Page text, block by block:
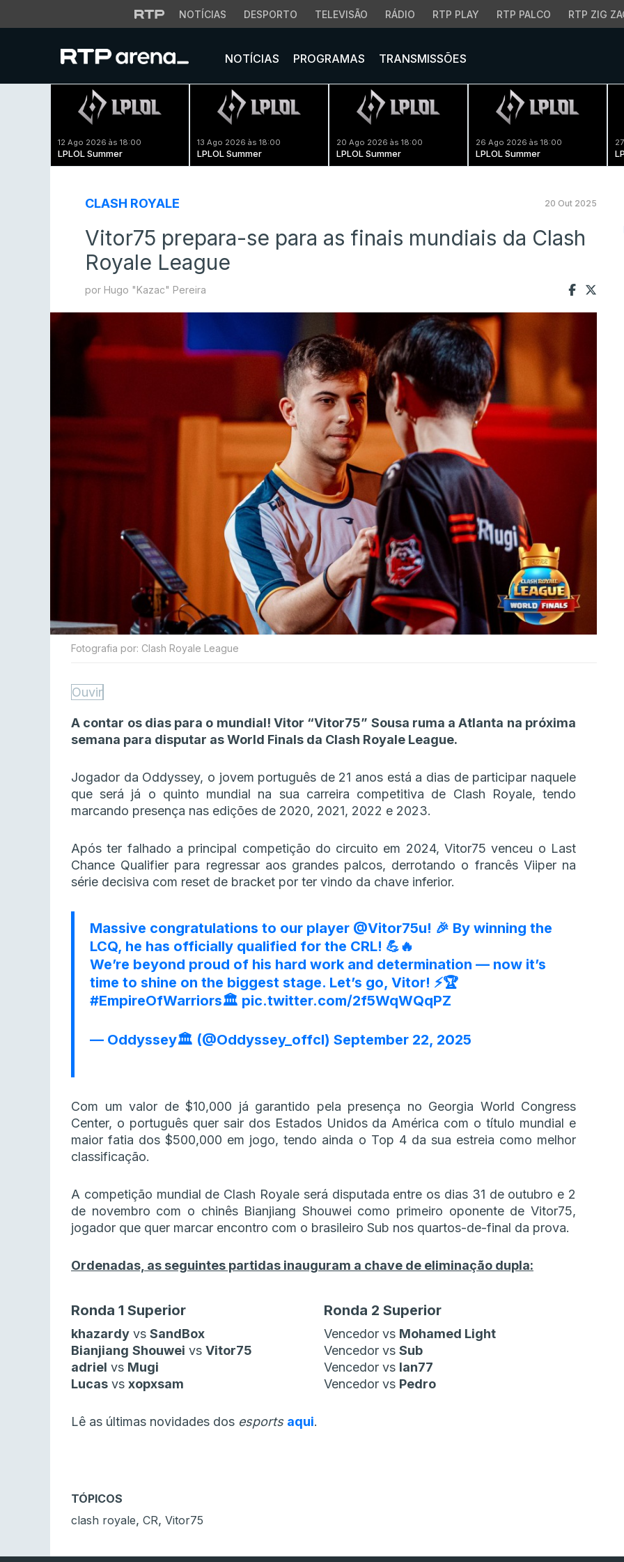
NOTÍCIAS DESPORTO TELEVISÃO RÁDIO RTP PLAY RTP PALCO RTP ZIG
NOTÍCIAS PROGRAMAS TRANSMISSÕES
12 Ago 2026 às 18:00
LPLOL Summer
13 Ago 2026 às 18:00
LPLOL Summer
20 Ago 2026 às 18:00
LPLOL Summer
26 Ago 2026 às 18:00
LPLOL Summer
CLASH ROYALE 20 Out 2025
Vitor75 prepara-se para as finais mundiais da Clash
Royale League
por Hugo "Kazac" Pereira
Fotografia por: Clash Royale League
Ouvir
A contar os dias para o mundial! Vitor “Vitor75” Sousa ruma a Atlanta na próxima
semana para disputar as World Finals da Clash Royale League.
Jogador da Oddyssey, o jovem português de 21 anos está a dias de participar naquele
que será já o quinto mundial na sua carreira competitiva de Clash Royale, tendo
marcando presença nas edições de 2020, 2021, 2022 e 2023.
Após ter falhado a principal competição do circuito em 2024, Vitor75 venceu o Last
Chance Qualifier para regressar aos grandes palcos, derrotando o francês Viiper na
série decisiva com reset de bracket por ter vindo da chave inferior.
Massive congratulations to our player @Vitor75u! 🎉 By winning the
LCQ, he has officially qualified for the CRL! 💪🔥
We’re beyond proud of his hard work and determination — now it’s
time to shine on the biggest stage. Let’s go, Vitor! ⚡🏆
#EmpireOfWarriors🏛️ pic.twitter.com/2f5WqWQqPZ
— Oddyssey🏛️ (@Oddyssey_offcl) September 22, 2025
Com um valor de $10,000 já garantido pela presença no Georgia World Congress
Center, o português quer sair dos Estados Unidos da América com o título mundial e
maior fatia dos $500,000 em jogo, tendo ainda o Top 4 da sua estreia como melhor
classificação.
A competição mundial de Clash Royale será disputada entre os dias 31 de outubro e 2
de novembro com o chinês Bianjiang Shouwei como primeiro oponente de Vitor75,
jogador que quer marcar encontro com o brasileiro Sub nos quartos-de-final da prova.
Ordenadas, as seguintes partidas inauguram a chave de eliminação dupla:
Ronda 1 Superior Ronda 2 Superior
khazardy vs SandBox Vencedor vs Mohamed Light
Bianjiang Shouwei vs Vitor75 Vencedor vs Sub
adriel vs Mugi Vencedor vs Ian77
Lucas vs xopxsam Vencedor vs Pedro
Lê as últimas novidades dos esports aqui.
TÓPICOS
clash royale, CR, Vitor75